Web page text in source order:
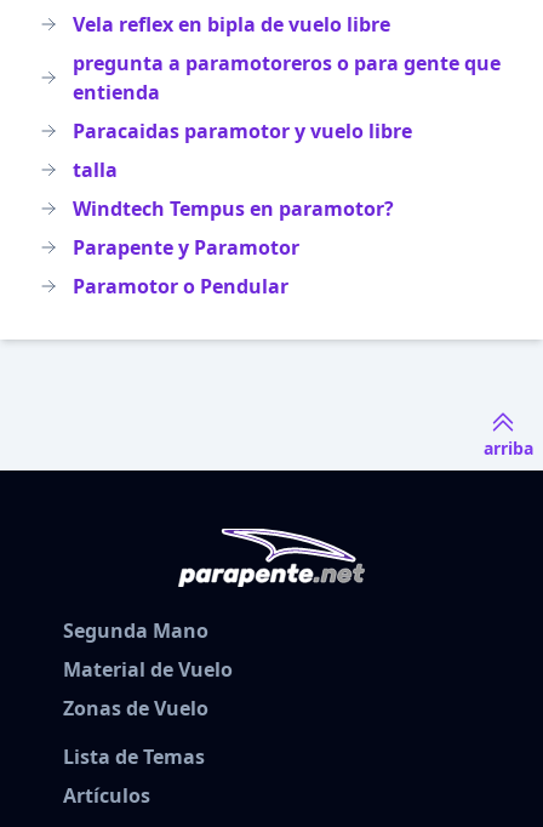
Vela reflex en bipla de vuelo libre
pregunta a paramotoreros o para gente que
entienda
Paracaidas paramotor y vuelo libre
talla
Windtech Tempus en paramotor?
Parapente y Paramotor
Paramotor o Pendular
arriba
Segunda Mano
Material de Vuelo
Zonas de Vuelo
Lista de Temas
Artículos